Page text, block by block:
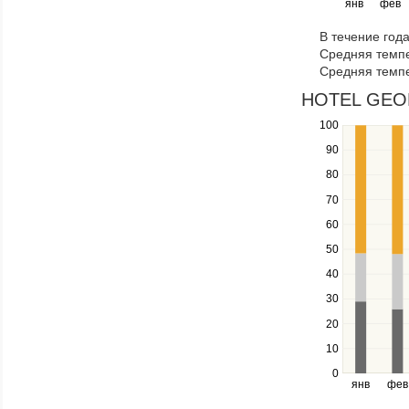
янв фев
keys
navigate
through
items
in
a
series.
В течение
Средняя
Средняя
HOTEL
янв фев
0
10
20
30
40
50
60
70
80
90
100
Use
the
and
down
to
navigate
series.
Use
the
and
right